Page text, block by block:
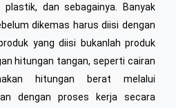
dan sebagainya. Banyak
dikemas harus diisi dengan
yang diisi bukanlah produk
hitungan tangan, seperti cairan
hitungan berat melalui
dengan proses kerja secara